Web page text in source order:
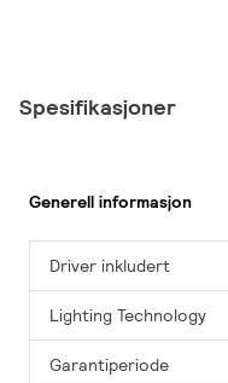
Spesifikasjoner
Generell informasjon
Driver inkludert
Lighting Technology
Garantiperiode